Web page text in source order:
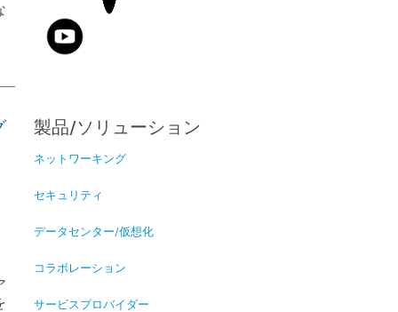
製品/ソリューション
ネットワーキング
セキュリティ
データセンター/仮想化
コラボレーション
サービスプロバイダー